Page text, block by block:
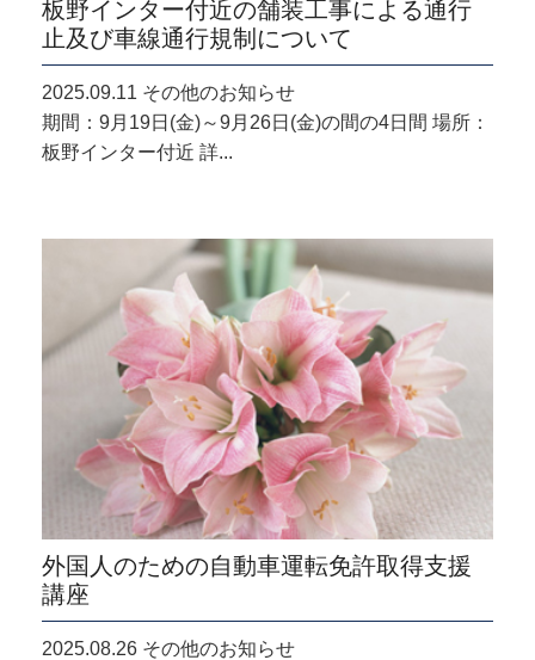
板野インター付近の舗装工事による通行
止及び車線通行規制について
2025.09.11 その他のお知らせ
期間：9月19日(金)～9月26日(金)の間の4日間 場所：
板野インター付近 詳...
外国人のための自動車運転免許取得支援
講座
2025.08.26 その他のお知らせ